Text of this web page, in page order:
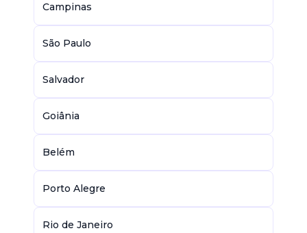
Campinas
São Paulo
Salvador
Goiânia
Belém
Porto Alegre
Rio de Janeiro